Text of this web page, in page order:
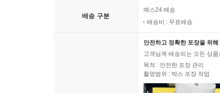
배송 구분
예스24 배송
배송비 : 무료배송
안전하고 정확한 포장을 위
고객님께 배송되는 모든 상
목적 : 안전한 포장 관리
촬영범위 : 박스 포장 작업